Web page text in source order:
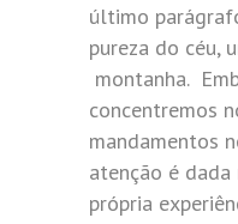
último
pureza do céu,
montanha.
concentremos
mandamentos
atenção é dada
própria